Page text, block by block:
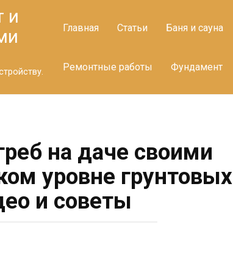
и
Главная Статьи Баня и сауна
Ремонтные работы Фундамент
на даче своими
уровне грунтовых
и советы